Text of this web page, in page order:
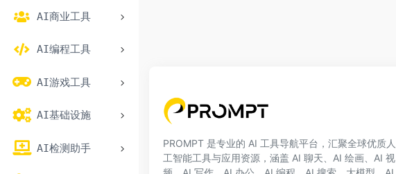
AI商业工具
AI编程工具
AI游戏工具
AI基础设施
AI检测助手
PROMPT 是专业的 AI 工具导航平台，汇聚全球优质人
工智能工具与应用资源，涵盖 AI 聊天、AI 绘画、AI 视